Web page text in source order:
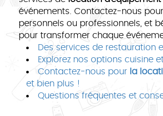
événements. Contactez-nous
personnels ou professionnels, et
pour transformer chaque
Des services de restauration
Explorez nos options cuisine
Contactez-nous pour la
et bien plus !
Questions fréquentes et